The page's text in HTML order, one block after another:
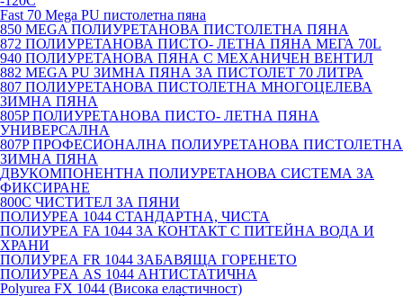
Fast 70 Mega PU пистолетна пяна
850 MEGA ПОЛИУРЕТАНОВА ПИСТОЛЕТНА ПЯНА
872 ПОЛИУРЕТАНОВА ПИСТО- ЛЕТНА ПЯНА МЕГА 70L
940 ПОЛИУРЕТАНОВА ПЯНА С МЕХАНИЧЕН ВЕНТИЛ
882 MEGA PU ЗИМНА ПЯНА ЗА ПИСТОЛЕТ 70 ЛИТРА
807 ПОЛИУРЕТАНОВА ПИСТОЛЕТНА МНОГОЦЕЛЕВА
ЗИМНА ПЯНА
805P ПОЛИУРЕТАНОВА ПИСТО- ЛЕТНА ПЯНА
УНИВЕРСАЛНА
807P ПРОФЕСИОНАЛНА ПОЛИУРЕТАНОВА ПИСТОЛЕТНА
ЗИМНА ПЯНА
ДВУКОМПОНЕНТНА ПОЛИУРЕТАНОВА СИСТЕМА ЗА
ФИКСИРАНЕ
800C ЧИСТИТЕЛ ЗА ПЯНИ
ПОЛИУРЕА 1044 СТАНДАРТНА, ЧИСТА
ПОЛИУРЕА FA 1044 ЗА КОНТАКТ С ПИТЕЙНА ВОДА И
ХРАНИ
ПОЛИУРЕА FR 1044 ЗАБАВЯЩА ГОРЕНЕТО
ПОЛИУРЕА AS 1044 АНТИСТАТИЧНА
Polyurea FX 1044 (Висока еластичност)